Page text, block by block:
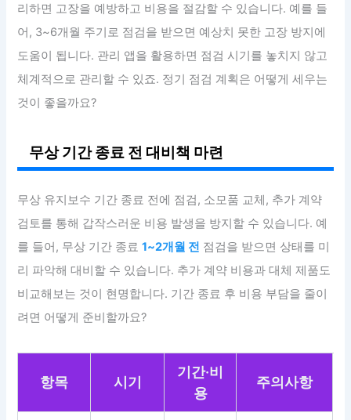
리하면 고장을 예방하고 비용을 절감할 수 있습니다. 예를 들
어, 3~6개월 주기로 점검을 받으면 예상치 못한 고장 방지에
도움이 됩니다. 관리 앱을 활용하면 점검 시기를 놓치지 않고
체계적으로 관리할 수 있죠. 정기 점검 계획은 어떻게 세우는
것이 좋을까요?
무상 기간 종료 전 대비책 마련
무상 유지보수 기간 종료 전에 점검, 소모품 교체, 추가 계약
검토를 통해 갑작스러운 비용 발생을 방지할 수 있습니다. 예
를 들어, 무상 기간 종료1~2개월 전 점검을 받으면 상태를 미
리 파악해 대비할 수 있습니다. 추가 계약 비용과 대체 제품도
비교해보는 것이 현명합니다. 기간 종료 후 비용 부담을 줄이
려면 어떻게 준비할까요?
항목 시기
기간·비
용
주의사항